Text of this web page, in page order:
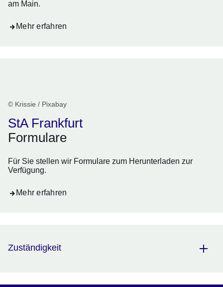
am Main.
Mehr erfahren
© Krissie / Pixabay
StA Frankfurt
Formulare
Für Sie stellen wir Formulare zum Herunterladen zur
Verfügung.
Mehr erfahren
Zuständigkeit